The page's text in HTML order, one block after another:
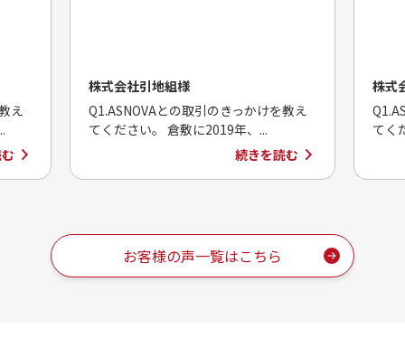
え
株式会社引地組様
Q1.ASNOVAとの取引のきっかけを教え
てください。 倉敷に2019年、...
続きを読む
株式
てく
お客様の声一覧はこちら